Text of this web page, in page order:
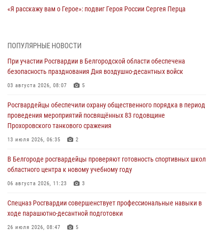
«Я расскажу вам о Герое»: подвиг Героя России Сергея Перца
нуждающимся гражданам
09 августа 2026, 11:44
операция войск правопорядка
08 августа 2026, 14:39
Заместитель директора Росгвардии генерал-полковник Владислав
Днем физкультурника
08 августа 2026, 14:32
Народной Республики
07 августа 2026, 16:37
ПОПУЛЯРНЫЕ НОВОСТИ
При участии Росгвардии в Белгородской области обеспечена
безопасность празднования Дня воздушно-десантных войск
03 августа 2026, 08:07 5
Росгвардейцы обеспечили охрану общественного порядка в период
проведения мероприятий посвящённых 83 годовщине
Прохоровского танкового сражения
13 июля 2026, 06:35 2
В Белгороде росгвардейцы проверяют готовность спортивных школ
областного центра к новому учебному году
06 августа 2026, 11:23 3
Спецназ Росгвардии совершенствует профессиональные навыки в
ходе парашютно-десантной подготовки
26 июля 2026, 08:47 5